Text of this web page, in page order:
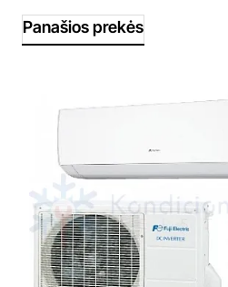
Panašios prekės